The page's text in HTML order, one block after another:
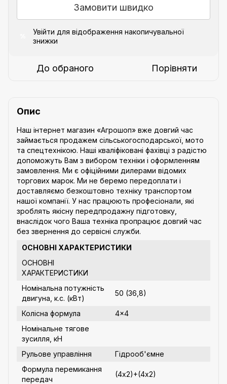
Замовити швидко
Увійти для відображення накопичувальної
знижки
До обраного Порівняти
Опис
Наш інтернет магазин «Агрошоп» вже довгий час
займається продажем сільськогосподарської, мото
та спецтехнікою. Наші кваліфіковані фахівці з радістю
допоможуть Вам з вибором техніки і оформленням
замовлення. Ми є офіційними дилерами відомих
торгових марок. Ми не беремо передоплати і
доставляємо безкоштовно техніку транспортом
нашої компанії. У нас працюють професіонали, які
зроблять якісну передпродажну підготовку,
внаслідок чого Ваша техніка пропрацює довгий час
без звернення до сервісні служби.
ОСНОВНІ ХАРАКТЕРИСТИКИ
ОСНОВНІ
ХАРАКТЕРИСТИКИ
Номінальна потужність
двигуна, к.с. (кВт)
50 (36,8)
Колісна формула
4×4
Номінальне тягове
зусилля, кН
Рульове управління
Гідрооб'ємне
Формула перемикання
передач
(4х2)+(4х2)